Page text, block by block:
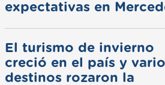
expectativas en
El turismo de invierno
creció en el país y
destinos rozaron la